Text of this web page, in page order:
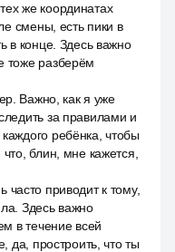
же координатах
смены, есть пики в
в конце. Здесь важно
тоже разберём
Важно, как я уже
за правилами и
ребёнка, чтобы
блин, мне кажется,
приводит к тому,
Здесь важно
в течение всей
да, простроить, что ты